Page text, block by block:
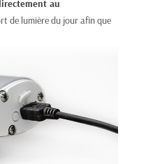
au
de lumière du jour afin que